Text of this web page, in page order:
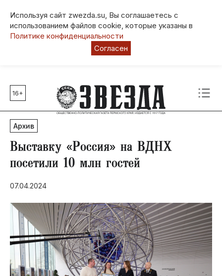
Используя сайт zwezda.su, Вы соглашаетесь с
использованием файлов cookie, которые указаны в
Политике конфиденциальности
Согласен
Главные темы
80 лет Победы
Молодежная столица РФ
СВО
Выборы в Пермском крае
Инфраструктура
Благоустройство
16+
Архив
Выставку «Россия» на ВДНХ
посетили 10 млн гостей
07.04.2024